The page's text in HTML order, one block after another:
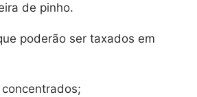
de pinho.
poderão ser taxados em